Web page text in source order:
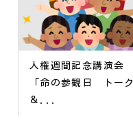
人権週間記念講演会
「命の参観日 トーク
＆...